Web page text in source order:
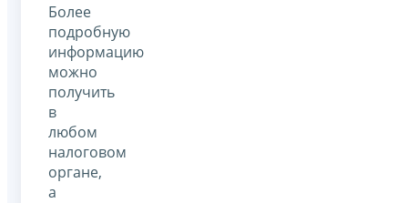
Более
подробную
информацию
можно
получить
в
любом
налоговом
органе,
а